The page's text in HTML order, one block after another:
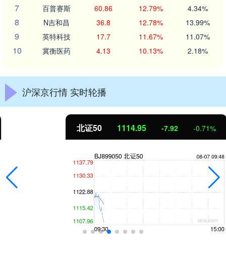
7 百普赛斯 60.86 12.79% 4.34%
8 N吉和昌 36.8 12.78% 13.99%
9 英特科技 17.7 11.67% 11.07%
10 冀衡医药 4.13 10.13% 2.18%
沪深京行情 实时轮播
1114.95 -7.92 -0.71%